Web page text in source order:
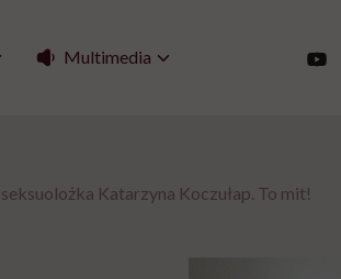
Multimedia
Katarzyna Koczułap. To mit!